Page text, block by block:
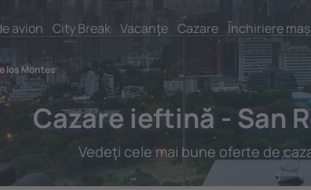
avion City Break Vacanţe Cazare Închiriere
los Montes
Cazare ieftină - San
Vedeţi cele mai bune oferte de